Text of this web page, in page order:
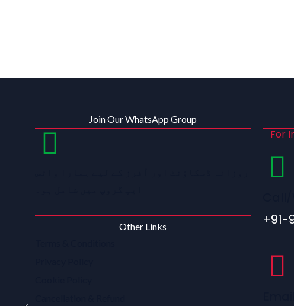
Join Our WhatsApp Group
Other Links
For
+91-